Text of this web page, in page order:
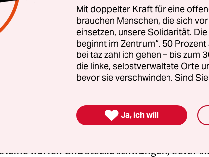
sich die Szenen: Etwa 1.000 Menschen
die aus zwei sechs Meter hohen
Stahlseilen bestehende Anlage zu
Nachrichtenagentur AFP gelang 350 von
Sabrina Moh in einem
Grenzschützer seien regelrecht
warfen und Stöcke schwangen, bevor
Mit doppelter Kraft für eine
brauchen Menschen, die sich
einsetzen, unsere Solidarität.
beginnt im Zentrum“. 50
bei taz zahl ich gehen – bis zum
die linke, selbstverwaltete Orte
bevor sie verschwinden. Sind
 Ja, ich will